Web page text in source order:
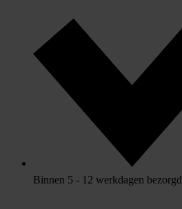
Binnen 5 - 12 werkdagen bezorgd